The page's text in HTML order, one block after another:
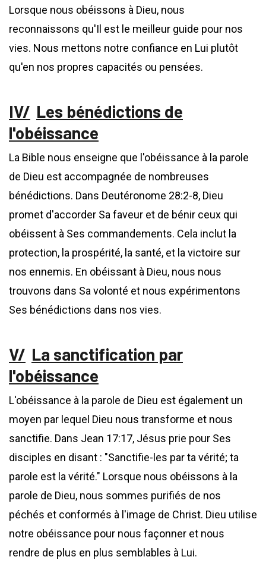
Lorsque nous obéissons à Dieu, nous
reconnaissons qu'Il est le meilleur guide pour nos
vies. Nous mettons notre confiance en Lui plutôt
qu'en nos propres capacités ou pensées.
Les bénédictions de
l'obéissance
La Bible nous enseigne que l'obéissance à la parole
de Dieu est accompagnée de nombreuses
bénédictions. Dans Deutéronome 28:2-8, Dieu
promet d'accorder Sa faveur et de bénir ceux qui
obéissent à Ses commandements. Cela inclut la
protection, la prospérité, la santé, et la victoire sur
nos ennemis. En obéissant à Dieu, nous nous
trouvons dans Sa volonté et nous expérimentons
Ses bénédictions dans nos vies.
La sanctification par
l'obéissance
L'obéissance à la parole de Dieu est également un
moyen par lequel Dieu nous transforme et nous
sanctifie. Dans Jean 17:17, Jésus prie pour Ses
disciples en disant : "Sanctifie-les par ta vérité; ta
parole est la vérité." Lorsque nous obéissons à la
parole de Dieu, nous sommes purifiés de nos
péchés et conformés à l'image de Christ. Dieu utilise
notre obéissance pour nous façonner et nous
rendre de plus en plus semblables à Lui.